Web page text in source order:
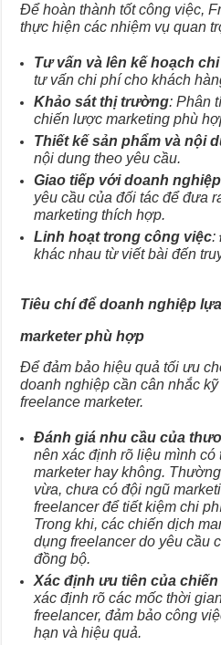
Để hoàn thành tốt công việc,
thực hiện các nhiệm vụ quan
Tư vấn và lên kế hoạch
tư vấn chi phí cho khách
Khảo sát thị trường: Phân
chiến lược marketing phù
Thiết kế sản phẩm và nội
nội dung theo yêu cầu.
Giao tiếp với doanh nghiệp
yêu cầu của đối tác để đưa
marketing thích hợp.
Linh hoạt trong công việc:
khác nhau từ viết bài đến
Tiêu chí để doanh nghiệp
marketer phù hợp
Để đảm bảo hiệu quả tối ưu
doanh nghiệp cần cân nhắc
freelance marketer.
Đánh giá nhu cầu của
nên xác định rõ liệu mình
marketer hay không.
vừa, chưa có đội ngũ
freelancer để tiết kiệm chi
Trong khi, các chiến dịch
dụng freelancer do yêu cầu
đồng bộ.
Xác định ưu tiên của
xác định rõ các mốc thời
freelancer, đảm bảo công
hạn và hiệu quả.